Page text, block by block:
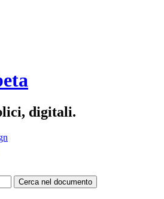
digitali.
Cerca nel documento